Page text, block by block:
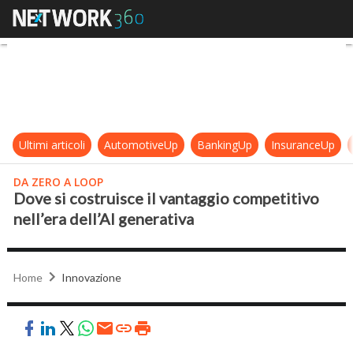
Dove si costruisce il vantaggio
Ultimi articoli AutomotiveUp BankingUp InsuranceUp
DA ZERO A LOOP
Dove si costruisce il vantaggio competitivo
nell’era dell’AI generativa
Home Innovazione